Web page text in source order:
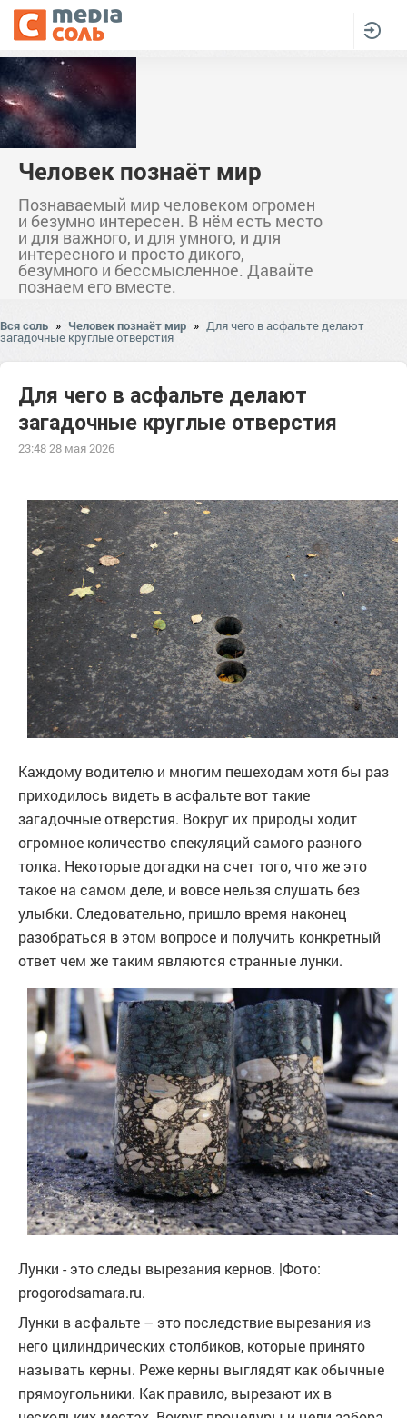
Человек познаёт мир
Познаваемый мир человеком огромен
и безумно интересен. В нём есть место
и для важного, и для умного, и для
интересного и просто дикого,
безумного и бессмысленное. Давайте
познаем его вместе.
Вся соль » Человек познаёт мир » Для чего в асфальте делают
загадочные круглые отверстия
Для чего в асфальте делают
загадочные круглые отверстия
23:48 28 мая 2026
Каждому водителю и многим пешеходам хотя бы раз
приходилось видеть в асфальте вот такие
загадочные отверстия. Вокруг их природы ходит
огромное количество спекуляций самого разного
толка. Некоторые догадки на счет того, что же это
такое на самом деле, и вовсе нельзя слушать без
улыбки. Следовательно, пришло время наконец
разобраться в этом вопросе и получить конкретный
ответ чем же таким являются странные лунки.
Лунки - это следы вырезания кернов. |Фото:
progorodsamara.ru.
Лунки в асфальте – это последствие вырезания из
него цилиндрических столбиков, которые принято
называть керны. Реже керны выглядят как обычные
прямоугольники. Как правило, вырезают их в